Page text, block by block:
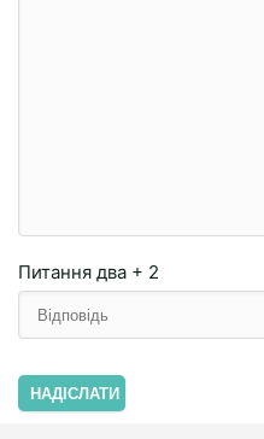
Питання два + 2
НАДІСЛАТИ